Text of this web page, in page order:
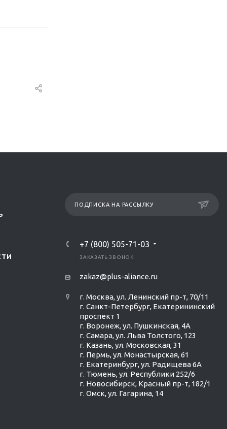
ПОДПИСКА НА РАССЫЛКУ
+7 (800) 505-71-03
ЗАКАЗАТЬ ЗВОНОК
zakaz@plus-aliance.ru
г. Москва, ул. Ленинский пр-т, 70/11
г. Санкт-Петербург, Екатерининский
проспект 1
г. Воронеж, ул. Пушкинская, 4А
г. Самара, ул. Льва Толстого, 123
г. Казань, ул. Московская, 31
г. Пермь, ул. Монастырская, 61
г. Екатеринбург, ул. Радищева 6А
г. Тюмень, ул. Республики 252/6
г. Новосибирск, Красный пр-т, 182/1
г. Омск, ул. ​Гагарина, 14